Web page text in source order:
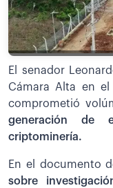
El senador
Cámara Alta en
comprometió
generación de
criptominería.
En el documento
sobre